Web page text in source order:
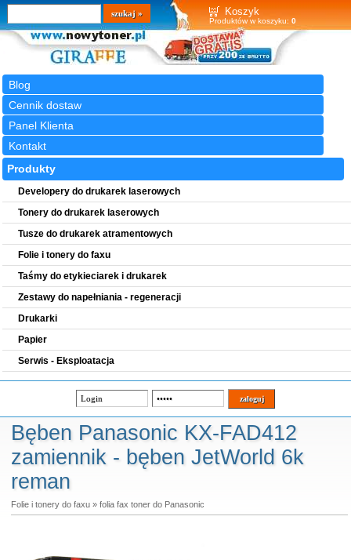
Koszyk
Produktów w koszyku: 0
Blog
Cennik dostaw
Panel Klienta
Kontakt
Wyszukiwarka
szukaj
Produkty
Developery do drukarek laserowych
Tonery do drukarek laserowych
Tusze do drukarek atramentowych
Folie i tonery do faxu
Taśmy do etykieciarek i drukarek
Zestawy do napełniania - regeneracji
Drukarki
Papier
Serwis - Eksploatacja
Bęben Panasonic KX-FAD412
zamiennik - bęben JetWorld 6k
reman
Folie i tonery do faxu» folia fax toner do Panasonic